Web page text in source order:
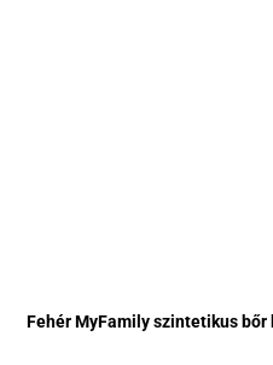
Fehér MyFamily szintetikus